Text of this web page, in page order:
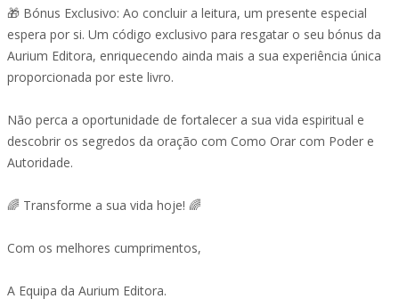
🎁 Bónus Exclusivo: Ao concluir a leitura, um presente especial
espera por si. Um código exclusivo para resgatar o seu bónus da
Aurium Editora, enriquecendo ainda mais a sua experiência única
proporcionada por este livro.
Não perca a oportunidade de fortalecer a sua vida espiritual e
descobrir os segredos da oração com Como Orar com Poder e
Autoridade.
🌈 Transforme a sua vida hoje! 🌈
Com os melhores cumprimentos,
A Equipa da Aurium Editora.